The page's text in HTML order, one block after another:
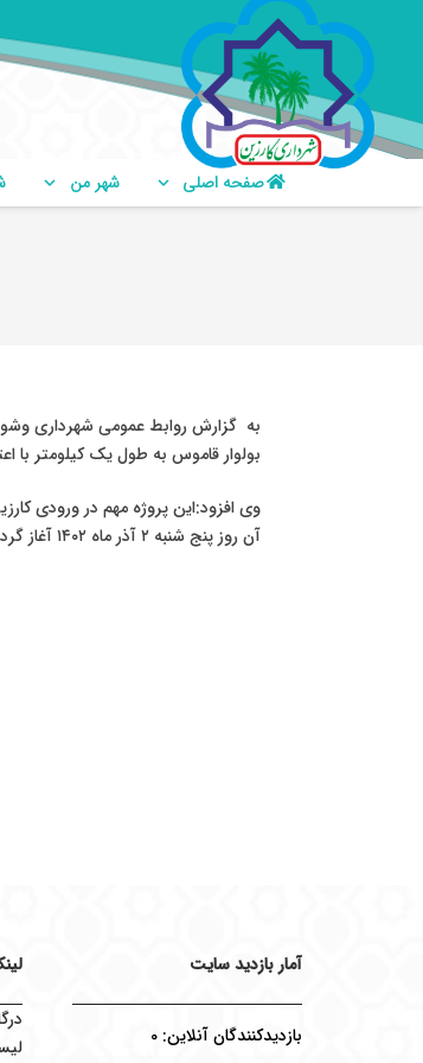
صفحه اصلی شهر من
به گزارش روابط عمومی شهرداری
بولوار قاموس به طول یک کیلومتر با اعتباری بالغ بر ۵
وی افزود:این پروژه مهم در ورودی
آن روز پنج شنبه ۲ آذر ماه ۱۴۰۲ آغاز گردید.
آمار بازدید سایت
بازدیدکنندگان آنلاین: 0